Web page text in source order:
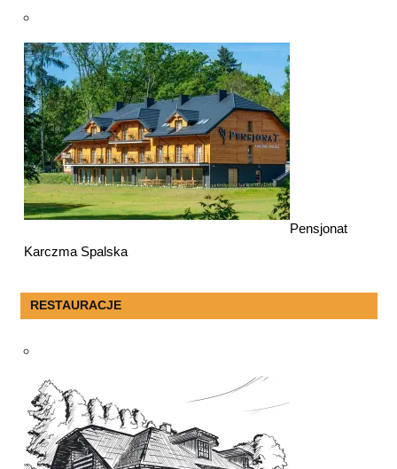
Pensjonat
Karczma Spalska
RESTAURACJE